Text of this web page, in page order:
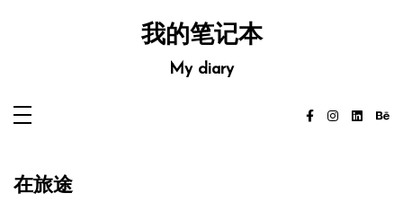
我的笔记本
My diary
在旅途